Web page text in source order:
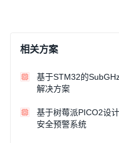
相关方案
基于STM32的
解决方案
基于树莓派PICO2设
安全预警系统